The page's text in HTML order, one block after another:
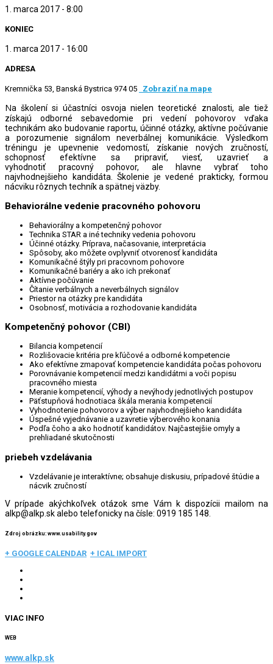
1. marca 2017 - 8:00
KONIEC
1. marca 2017 - 16:00
ADRESA
Kremnička 53, Banská Bystrica 974 05 Zobraziť na mape
Na školení si účastníci osvoja nielen teoretické znalosti, ale tiež
získajú odborné sebavedomie pri vedení pohovorov vďaka
technikám ako budovanie raportu, účinné otázky, aktívne počúvanie
a porozumenie signálom neverbálnej komunikácie. Výsledkom
tréningu je upevnenie vedomostí, získanie nových zručností,
schopnosť efektívne sa pripraviť, viesť, uzavrieť a
vyhodnotiť pracovný pohovor, ale hlavne vybrať toho
najvhodnejšieho kandidáta. Školenie je vedené prakticky, formou
nácviku rôznych techník a spätnej väzby.
Behaviorálne vedenie pracovného pohovoru
Behaviorálny a kompetenčný pohovor
Technika STAR a iné techniky vedenia pohovoru
Účinné otázky. Príprava, načasovanie, interpretácia
Spôsoby, ako môžete ovplyvniť otvorenosť kandidáta
Komunikačné štýly pri pracovnom pohovore
Komunikačné bariéry a ako ich prekonať
Aktívne počúvanie
Čítanie verbálnych a neverbálnych signálov
Priestor na otázky pre kandidáta
Osobnosť, motivácia a rozhodovanie kandidáta
Kompetenčný pohovor (CBI)
Bilancia kompetencií
Rozlišovacie kritéria pre kľúčové a odborné kompetencie
Ako efektívne zmapovať kompetencie kandidáta počas pohovoru
Porovnávanie kompetencií medzi kandidátmi a voči popisu
pracovného miesta
Meranie kompetencií, výhody a nevýhody jednotlivých postupov
Päťstupňová hodnotiaca škála merania kompetencií
Vyhodnotenie pohovorov a výber najvhodnejšieho kandidáta
Úspešné vyjednávanie a uzavretie výberového konania
Podľa čoho a ako hodnotiť kandidátov. Najčastejšie omyly a
prehliadané skutočnosti
priebeh vzdelávania
Vzdelávanie je interaktívne; obsahuje diskusiu, prípadové štúdie a
nácvik zručností
V prípade akýchkoľvek otázok sme Vám k dispozícii mailom na
alkp@alkp.sk alebo telefonicky na čísle: 0919 185 148.
Zdroj obrázku: www.usability.gov
+ GOOGLE CALENDAR + ICAL IMPORT
VIAC INFO
WEB
www.alkp.sk